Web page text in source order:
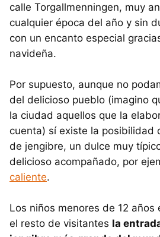
calle Torgallmenningen, muy
cualquier época del año y sin
con un encanto especial
navideña.
Por supuesto, aunque no
del delicioso pueblo (imagino
la ciudad aquellos que la
cuenta) sí existe la posibilidad
de jengibre, un dulce muy
delicioso acompañado, por
caliente.
Los niños menores de 12 años
el resto de visitantes la